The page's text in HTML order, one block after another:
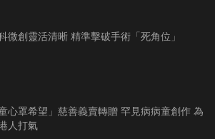
微創靈活清晰 精準擊破手術「死角位」
童心罩希望」慈善義賣轉贈 罕見病病童創作 為
人打氣